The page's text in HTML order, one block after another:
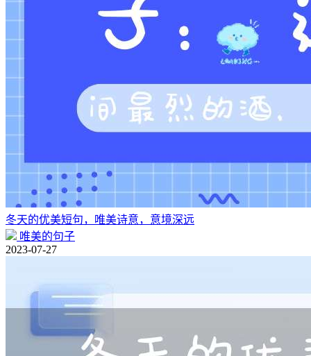
冬天的优美短句，唯美诗意，意境深远
唯美的句子
2023-07-27